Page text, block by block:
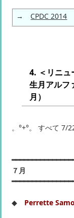
→ CPDC 2014
4. ＜リニュ
生月アルフ
月）
。°+°。 すべて 7/
７月
◆ Perrette